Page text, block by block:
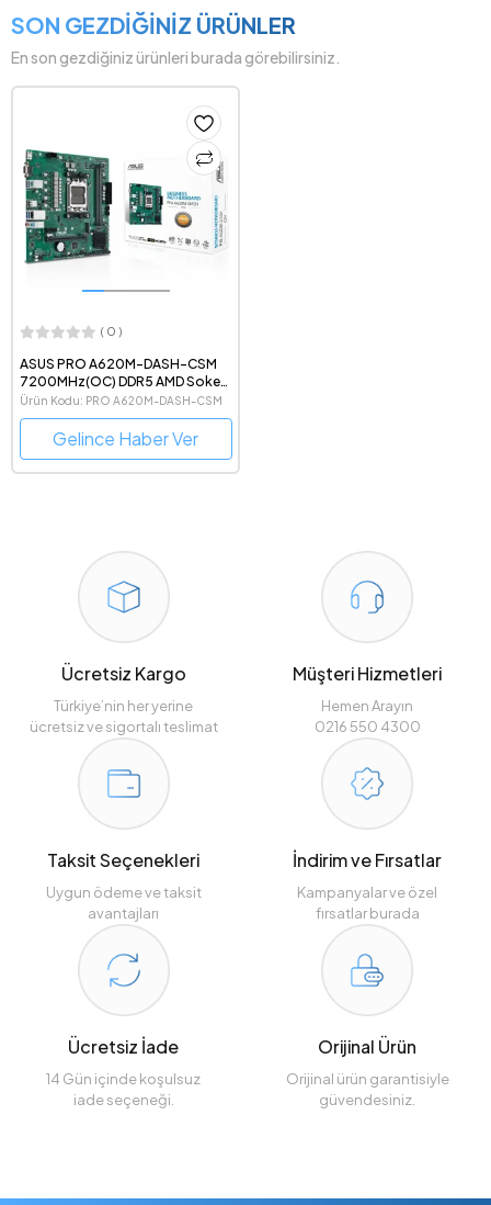
SON GEZDİĞİNİZ ÜRÜNLER
En son gezdiğiniz ürünleri burada görebilirsiniz.
( 0 )
ASUS PRO A620M-DASH-CSM
7200MHz(OC) DDR5 AMD Soket
AM5 mATX Anakart
Ürün Kodu: PRO A620M-DASH-CSM
Gelince Haber Ver
Ücretsiz Kargo
Türkiye’nin her yerine
ücretsiz ve sigortalı teslimat
Müşteri Hizmetleri
Hemen Arayın
0216 550 4300
Taksit Seçenekleri
Uygun ödeme ve taksit
avantajları
İndirim ve Fırsatlar
Kampanyalar ve özel
fırsatlar burada
Ücretsiz İade
14 Gün içinde koşulsuz
iade seçeneği.
Orijinal Ürün
Orijinal ürün garantisiyle
güvendesiniz.